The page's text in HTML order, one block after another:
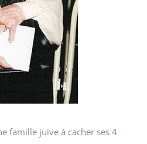
famille juive à cacher ses 4